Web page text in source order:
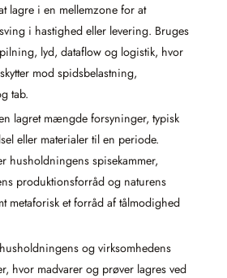
lagre i en mellemzone for at
i hastighed eller levering. Bruges
lyd, dataflow og logistik, hvor
mod spidsbelastning,
tab.
lagret mængde forsyninger, typisk
eller materialer til en periode.
husholdningens spisekammer,
produktionsforråd og naturens
metaforisk et forråd af tålmodighed
og virksomhedens
hvor madvarer og prøver lagres ved